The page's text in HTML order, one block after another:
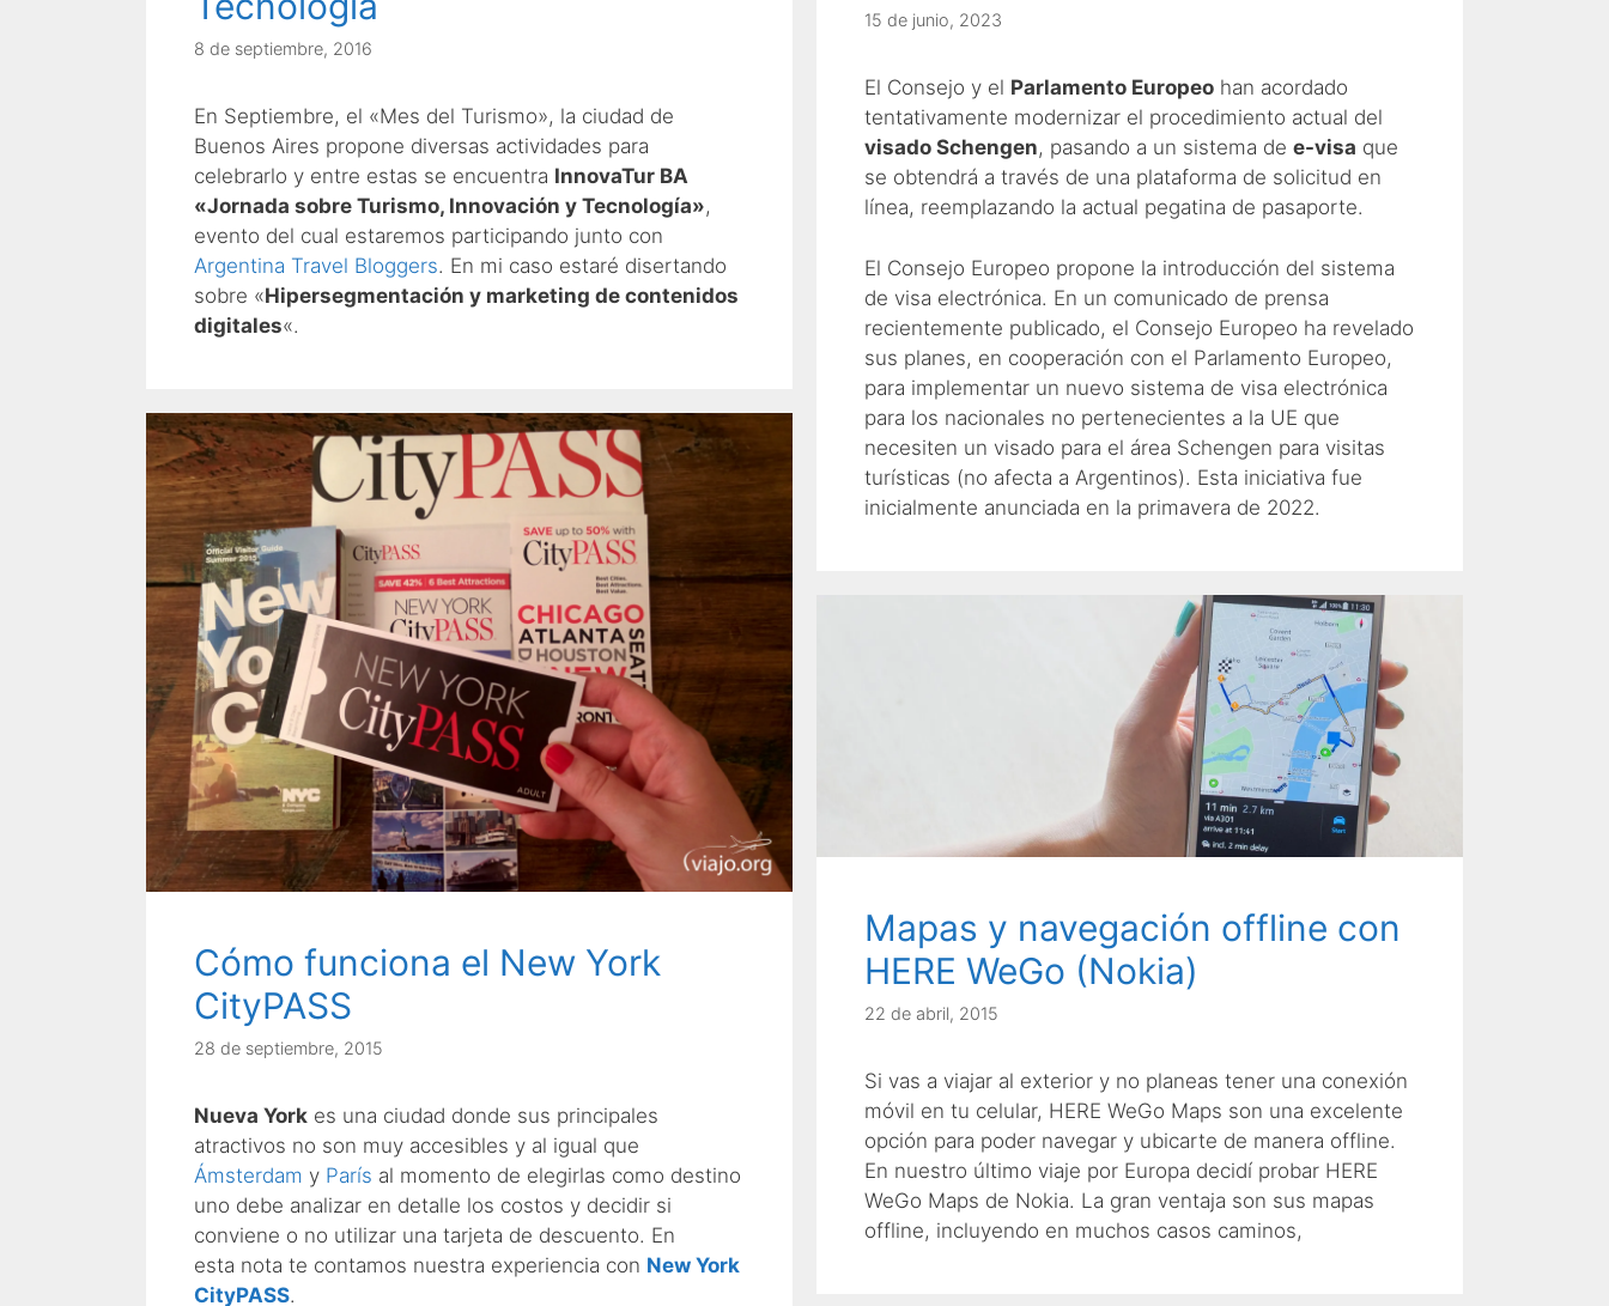
15 de junio, 2023
El Consejo y el Parlamento Europeo han acordado
tentativamente modernizar el procedimiento actual del
visado Schengen, pasando a un sistema de e-visa que
se obtendrá a través de una plataforma de solicitud en
línea, reemplazando la actual pegatina de pasaporte.
El Consejo Europeo propone la introducción del sistema
de visa electrónica. En un comunicado de prensa
recientemente publicado, el Consejo Europeo ha revelado
sus planes, en cooperación con el Parlamento Europeo,
para implementar un nuevo sistema de visa electrónica
para los nacionales no pertenecientes a la UE que
necesiten un visado para el área Schengen para visitas
turísticas (no afecta a Argentinos). Esta iniciativa fue
inicialmente anunciada en la primavera de 2022.
8 de septiembre, 2016
En Septiembre, el «Mes del Turismo», la ciudad de
Buenos Aires propone diversas actividades para
celebrarlo y entre estas se encuentra InnovaTur BA
«Jornada sobre Turismo, Innovación y Tecnología»,
evento del cual estaremos participando junto con
Argentina Travel Bloggers. En mi caso estaré disertando
sobre «Hipersegmentación y marketing de contenidos
digitales«.
Cómo funciona el New York
CityPASS
28 de septiembre, 2015
Nueva York es una ciudad donde sus principales
atractivos no son muy accesibles y al igual que
Ámsterdam y París al momento de elegirlas como destino
uno debe analizar en detalle los costos y decidir si
conviene o no utilizar una tarjeta de descuento. En
esta nota te contamos nuestra experiencia con New York
CityPASS.
Mapas y navegación offline con
HERE WeGo (Nokia)
22 de abril, 2015
Si vas a viajar al exterior y no planeas tener una conexión
móvil en tu celular, HERE WeGo Maps son una excelente
opción para poder navegar y ubicarte de manera offline.
En nuestro último viaje por Europa decidí probar HERE
WeGo Maps de Nokia. La gran ventaja son sus mapas
offline, incluyendo en muchos casos caminos,